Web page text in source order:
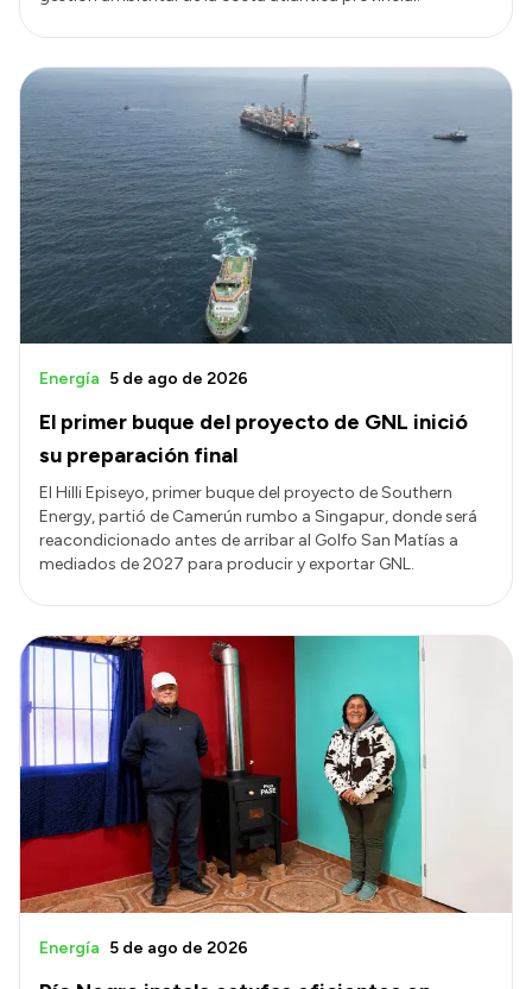
El primer buque del proyecto de GNL inició
su preparación final
Energía 5 de ago de 2026
El Hilli Episeyo, primer buque del proyecto de Southern
Energy, partió de Camerún rumbo a Singapur, donde será
reacondicionado antes de arribar al Golfo San Matías a
mediados de 2027 para producir y exportar GNL.
Energía 5 de ago de 2026